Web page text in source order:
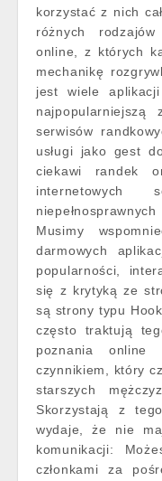
korzystać z nich
różnych
online, z których
mechanikę
jest wiele
serwisów
usługi jako gest
ciekawi randek
internetowych
Musimy
darmowych
popularności,
się z krytyką ze
są strony typu
często traktują
poznania online
czynnikiem, który
starszych
Skorzystają z
wydaje, że nie
komunikacji:
członkami za